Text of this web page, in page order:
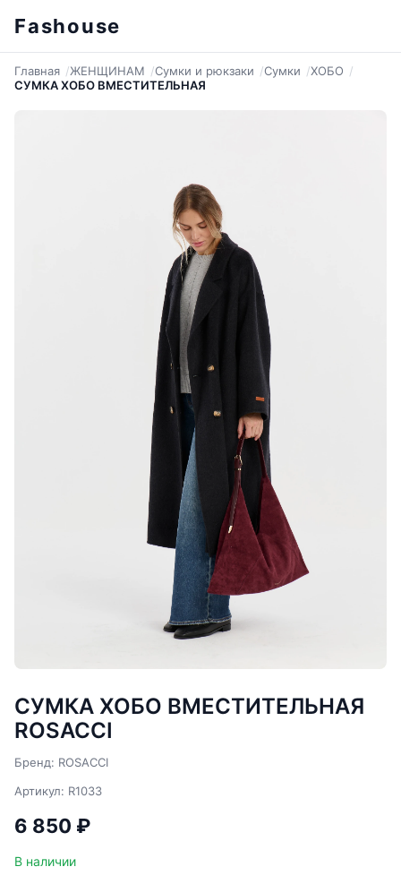
Fashouse
Главная ЖЕНЩИНАМ Сумки и рюкзаки Сумки
ХОБО
СУМКА ХОБО ВМЕСТИТЕЛЬНАЯ
СУМКА ХОБО ВМЕСТИТЕЛЬНАЯ
ROSACCI
Бренд: ROSACCI
Артикул: R1033
6 850 ₽
В наличии